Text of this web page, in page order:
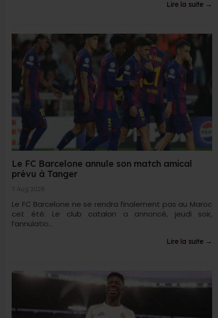
Lire la suite →
Le FC Barcelone annule son match amical
prévu à Tanger
7 Aug 2026
Le FC Barcelone ne se rendra finalement pas au Maroc
cet été. Le club catalan a annoncé, jeudi soir,
l’annulatio...
Lire la suite →